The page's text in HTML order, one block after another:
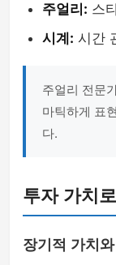
주얼리: 스
시계: 시간
주얼리 전문
마틱하게 표
다.
투자 가치
장기적 가치